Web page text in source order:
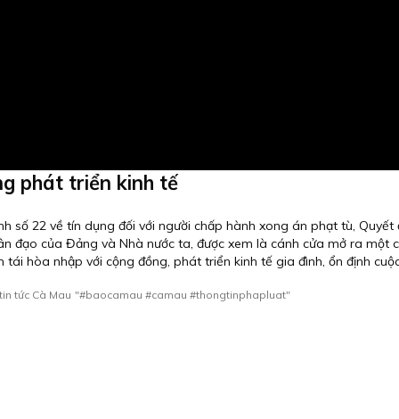
phát triển kinh tế
số 22 về tín dụng đối với người chấp hành xong án phạt tù, Quyết
đạo của Đảng và Nhà nước ta, được xem là cánh cửa mở ra một
hòa nhập với cộng đồng, phát triển kinh tế gia đình, ổn định
tin tức Cà Mau "#baocamau #camau #thongtinphapluat"